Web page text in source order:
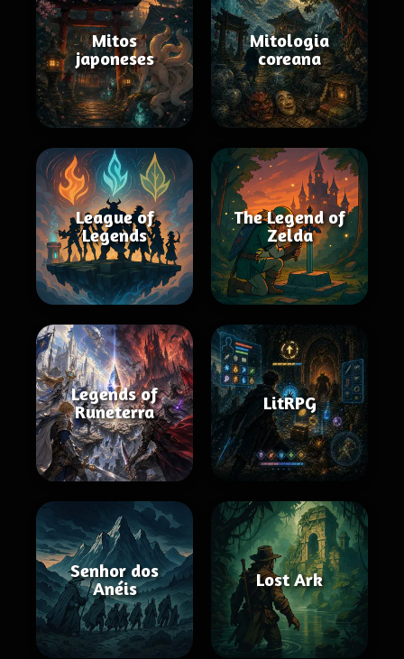
Mitos
japoneses
Mitologia
coreana
League of
Legends
The Legend of
Zelda
Legends of
Runeterra
LitRPG
Senhor dos
Anéis
Lost Ark